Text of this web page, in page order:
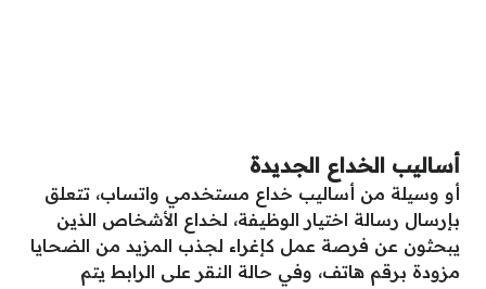
أساليب الخداع الجديدة
أو وسيلة من أساليب خداع مستخدمي واتساب، تتعلق
بإرسال رسالة اختيار الوظيفة، لخداع الأشخاص الذين
يبحثون عن فرصة عمل كإغراء لجذب المزيد من الضحايا
مزودة برقم هاتف، وفي حالة النقر على الرابط يتم